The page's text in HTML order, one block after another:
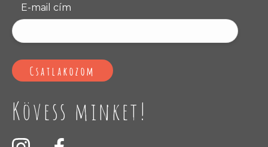
E-mail cím
Kövess minket!